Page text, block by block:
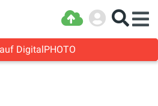
DigitalPHOTO